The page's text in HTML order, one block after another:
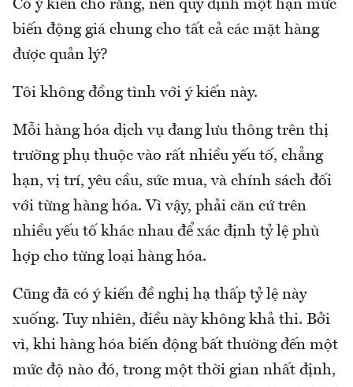
Có ý kiến cho rằng, nên quy định một hạn mức
biến động giá chung cho tất cả các mặt hàng
được quản lý?
Tôi không đồng tình với ý kiến này.
Mỗi hàng hóa dịch vụ đang lưu thông trên thị
trường phụ thuộc vào rất nhiều yếu tố, chẳng
hạn, vị trí, yêu cầu, sức mua, và chính sách đối
với từng hàng hóa. Vì vậy, phải căn cứ trên
nhiều yếu tố khác nhau để xác định tỷ lệ phù
hợp cho từng loại hàng hóa.
Cũng đã có ý kiến đề nghị hạ thấp tỷ lệ này
xuống. Tuy nhiên, điều này không khả thi. Bởi
vì, khi hàng hóa biến động bất thường đến một
mức độ nào đó, trong một thời gian nhất định,